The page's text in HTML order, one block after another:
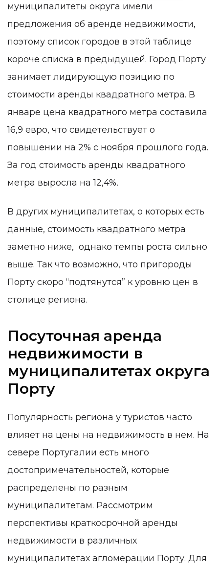
муниципалитеты округа имели
предложения об аренде недвижимости,
поэтому список городов в этой таблице
короче списка в предыдущей. Город Порту
занимает лидирующую позицию по
стоимости аренды квадратного метра. В
январе цена квадратного метра составила
16,9 евро, что свидетельствует о
повышении на 2% с ноября прошлого года.
За год стоимость аренды квадратного
метра выросла на 12,4%.
В других муниципалитетах, о которых есть
данные, стоимость квадратного метра
заметно ниже, однако темпы роста сильно
выше. Так что возможно, что пригороды
Порту скоро “подтянутся” к уровню цен в
столице региона.
Посуточная аренда
недвижимости в
муниципалитетах округа
Порту
Популярность региона у туристов часто
влияет на цены на недвижимость в нем. На
севере Португалии есть много
достопримечательностей, которые
распределены по разным
муниципалитетам. Рассмотрим
перспективы краткосрочной аренды
недвижимости в различных
муниципалитетах агломерации Порту. Для